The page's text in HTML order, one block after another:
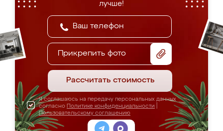
лучше!
Прикрепить фото
Рассчитать стоимость
Я соглашаюсь на передачу персональных данных
согласно Политике конфиденциальности
Пользовательскому соглашению